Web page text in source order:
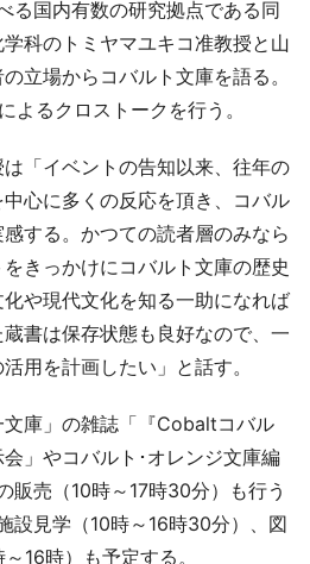
る国内有数の研究拠点である同
科のトミヤマユキコ准教授と山
立場からコバルト文庫を語る。
よるクロストークを行う。
「イベントの告知以来、往年の
心に多くの反応を頂き、コバル
する。かつての読者層のみなら
きっかけにコバルト文庫の歴史
や現代文化を知る一助になれば
書は保存状態も良好なので、一
用を計画したい」と話す。
庫」の雑誌「『Cobaltコバル
」やコバルト･オレンジ文庫編
販売（10時～17時30分）も行う
設見学（10時～16時30分）、図
16時）も予定する。